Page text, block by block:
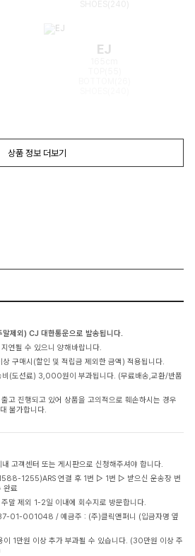
EJ
상품 정보 더보기
제외) CJ 대한통운으로 발송됩니다.
연될 수 있으니 양해바랍니다.
구매시(할인 및 적립금 제외한 금액) 적용됩니다.
비(도선료) 3,000원이 부과됩니다. (무료배송,교환/반품
고 진행되고 있어 상품을 고의적으로 훼손하시는 경우
불가합니다.
고객센터 또는 게시판으로 신청해주셔야 합니다.
1255)ARS 연결 후 1번 ▷ 1번 ▷ 받으신 운송장 번
완료
말 제외 1-2일 이내에 회수지로 방문합니다.
01-001048 / 예금주 : (주)클릭앤퍼니 (입금자명 옆
이 1만원 이상 추가 부과될 수 있습니다. (30만원 이상 주